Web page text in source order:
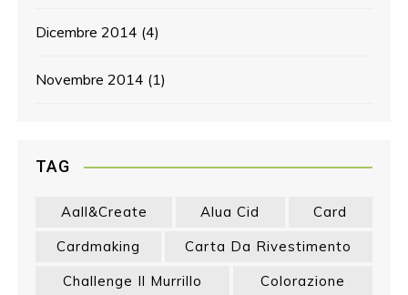
Dicembre 2014 (4)
Novembre 2014 (1)
TAG
Aall&create Alua Cid
Card
Cardmaking
Carta Da Rivestimento
Challenge Il Murrillo
Colorazione